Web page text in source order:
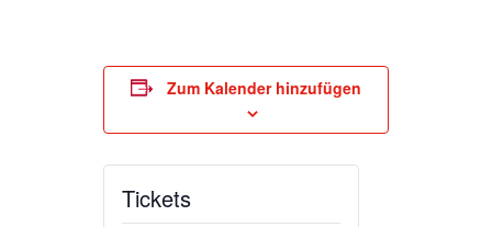
Zum Kalender hinzufügen
Tickets